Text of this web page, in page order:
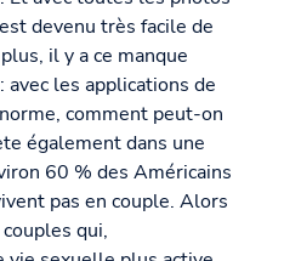
devenu très facile de
il y a ce manque
les applications de
comment peut-on
également dans une
60 % des Américains
pas en couple. Alors
qui,